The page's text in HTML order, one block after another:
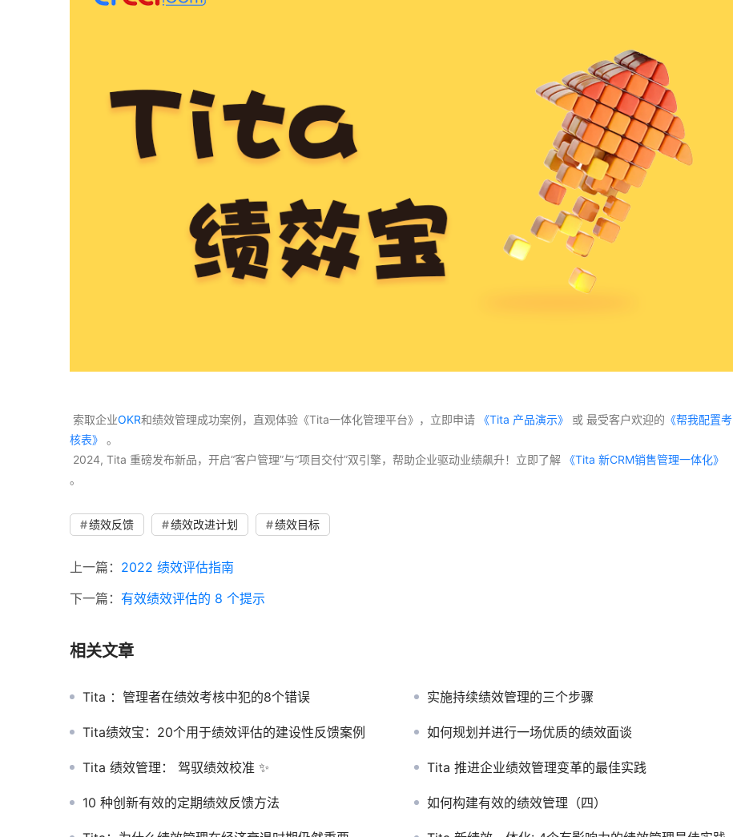
索取企业OKR和绩效管理成功案例，直观体验《Tita一体化管理平台》，立即申请 《Tita 产品演示》 或 最受客户欢迎的 《帮我配置考
核表》
。
2024, Tita 重磅发布新品，开启“客户管理”与“项目交付”双引擎，帮助企业驱动业绩飙升！立即了解
。
绩效反馈 绩效改进计划 绩效目标
上一篇： 2022 绩效评估指南
下一篇： 有效绩效评估的 8 个提示
相关文章
Tita ：管理者在绩效考核中犯的8个错误 实施持续绩效管理的三个步骤
Tita绩效宝：20个用于绩效评估的建设性反馈案例 如何规划并进行一场优质的绩效面谈
Tita 绩效管理： 驾驭绩效校准 ✨ Tita 推进企业绩效管理变革的最佳实践
10 种创新有效的定期绩效反馈方法 如何构建有效的绩效管理（四）